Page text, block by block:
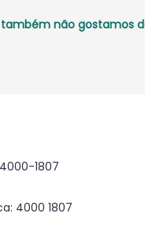
não gostamos
1807
4000 1807